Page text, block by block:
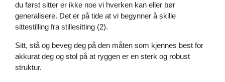
du først sitter er ikke noe vi hverken kan eller bør
generalisere. Det er på tide at vi begynner å skille
sittestilling fra stillesitting (2).
Sitt, stå og beveg deg på den måten som kjennes best for
akkurat deg og stol på at ryggen er en sterk og robust
struktur.